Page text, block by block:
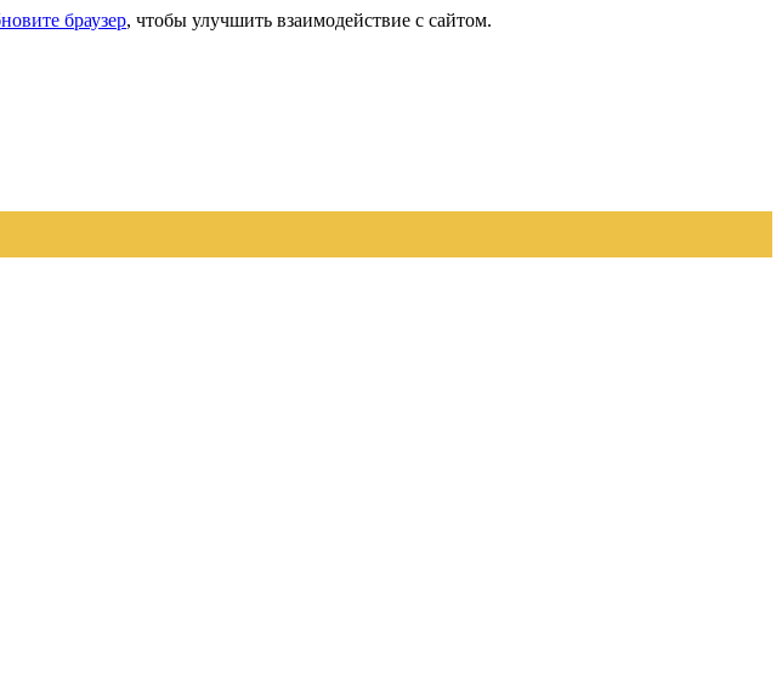
браузер, чтобы улучшить взаимодействие с сайтом.